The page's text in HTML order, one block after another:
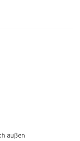
außen